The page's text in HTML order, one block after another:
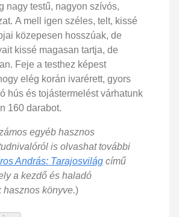
nagy testű, nagyon szívós,
A mell igen széles, telt, kissé
közepesen hosszúak, de
kissé magasan tartja, de
Feje a testhez képest
elég korán ivarérett, gyors
hús és tojástermelést várhatunk
160 darabot.
egyéb hasznos
is olvashat további
András: Tarajosvilág című
a kezdő és haladó
hasznos könyve.)